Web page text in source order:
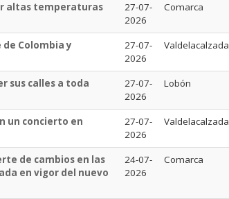
altas temperaturas
27-07-
2026
Comarca
Colombia y
27-07-
2026
Valdelacalzada
sus calles a toda
27-07-
2026
Lobón
un concierto en
27-07-
2026
Valdelacalzada
de cambios en las
en vigor del nuevo
24-07-
2026
Comarca